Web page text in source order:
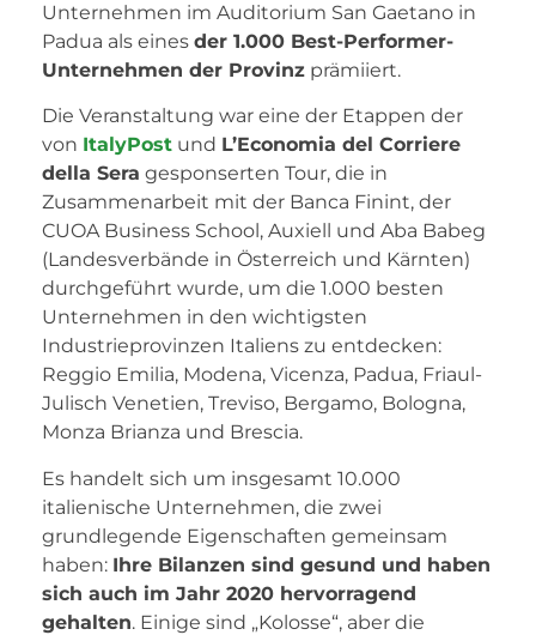
Unternehmen im Auditorium San Gaetano in
Padua als eines der 1.000 Best-Performer-
Unternehmen der Provinz prämiiert.
Die Veranstaltung war eine der Etappen der
von ItalyPost und L’Economia del Corriere
della Sera gesponserten Tour, die in
Zusammenarbeit mit der Banca Finint, der
CUOA Business School, Auxiell und Aba Babeg
(Landesverbände in Österreich und Kärnten)
durchgeführt wurde, um die 1.000 besten
Unternehmen in den wichtigsten
Industrieprovinzen Italiens zu entdecken:
Reggio Emilia, Modena, Vicenza, Padua, Friaul-
Julisch Venetien, Treviso, Bergamo, Bologna,
Monza Brianza und Brescia.
Es handelt sich um insgesamt 10.000
italienische Unternehmen, die zwei
grundlegende Eigenschaften gemeinsam
haben: Ihre Bilanzen sind gesund und haben
sich auch im Jahr 2020 hervorragend
gehalten. Einige sind „Kolosse“, aber die